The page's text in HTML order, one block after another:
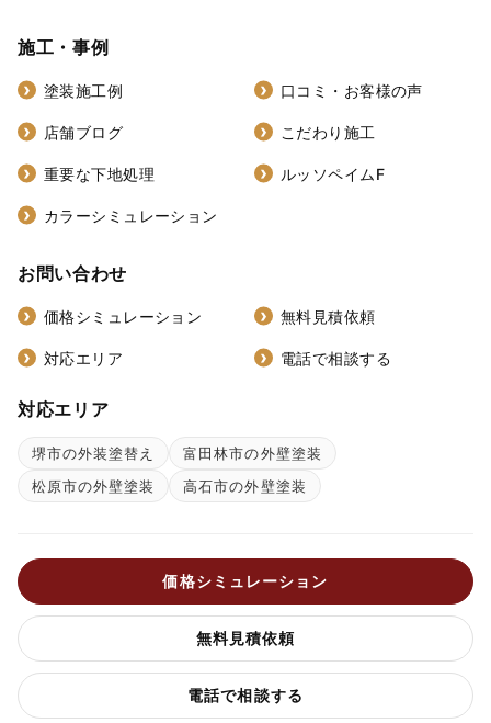
施工・事例
塗装施工例 口コミ・お客様の声
店舗ブログ こだわり施工
重要な下地処理 ルッソペイムF
カラーシミュレーション
お問い合わせ
価格シミュレーション 無料見積依頼
対応エリア 電話で相談する
対応エリア
堺市の外装塗替え
富田林市の外壁塗装
松原市の外壁塗装
高石市の外壁塗装
価格シミュレーション
無料見積依頼
電話で相談する